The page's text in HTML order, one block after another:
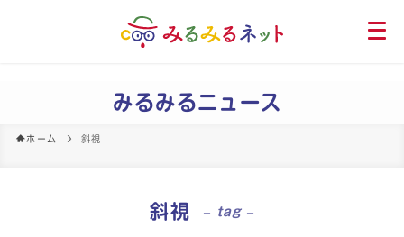
メ
ニ
みるみるニュース
ホーム 斜視
斜視 – tag –